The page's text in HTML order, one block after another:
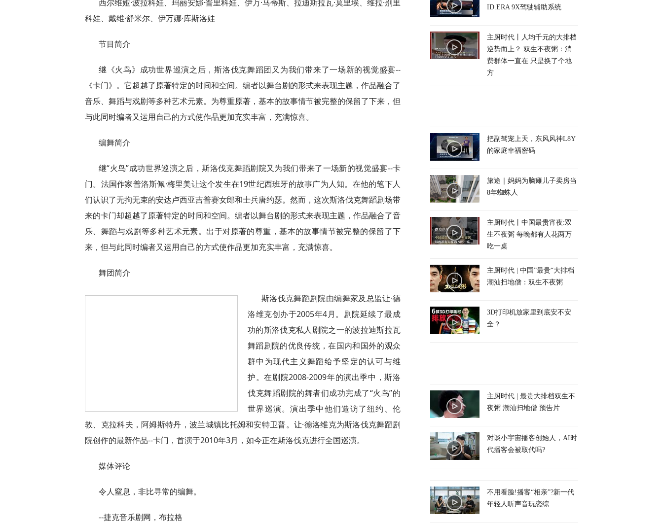
西尔维娅·波拉科娃、玛丽安娜·普里科娃、伊万·马蒂斯、拉迪斯拉瓦·莫里埃、维拉·别里
科娃、戴维·舒米尔、伊万娜·库斯洛娃
节目简介
继《火鸟》成功世界巡演之后，斯洛伐克舞蹈团又为我们带来了一场新的视觉盛宴--
《卡门》。它超越了原著特定的时间和空间。编者以舞台剧的形式来表现主题，作品融合了
音乐、舞蹈与戏剧等多种艺术元素。为尊重原著，基本的故事情节被完整的保留了下来，但
与此同时编者又运用自己的方式使作品更加充实丰富，充满惊喜。
编舞简介
继“火鸟”成功世界巡演之后，斯洛伐克舞蹈剧院又为我们带来了一场新的视觉盛宴--卡
门。法国作家普洛斯佩·梅里美让这个发生在19世纪西班牙的故事广为人知。在他的笔下人
们认识了无拘无束的安达卢西亚吉普赛女郎和士兵唐约瑟。然而，这次斯洛伐克舞蹈剧场带
来的卡门却超越了原著特定的时间和空间。编者以舞台剧的形式来表现主题，作品融合了音
乐、舞蹈与戏剧等多种艺术元素。出于对原著的尊重，基本的故事情节被完整的保留了下
来，但与此同时编者又运用自己的方式使作品更加充实丰富，充满惊喜。
舞团简介
斯洛伐克舞蹈剧院由编舞家及总监让·德
洛维克创办于2005年4月。剧院延续了最成
功的斯洛伐克私人剧院之一的波拉迪斯拉瓦
舞蹈剧院的优良传统，在国内和国外的观众
群中为现代主义舞蹈给予坚定的认可与维
护。在剧院2008-2009年的演出季中，斯洛
伐克舞蹈剧院的舞者们成功完成了“火鸟”的
世界巡演。演出季中他们造访了纽约、伦
敦、克拉科夫，阿姆斯特丹，波兰城镇比托姆和安特卫普。让·德洛维克为斯洛伐克舞蹈剧
院创作的最新作品--卡门，首演于2010年3月，如今正在斯洛伐克进行全国巡演。
媒体评论
令人窒息，非比寻常的编舞。
--捷克音乐剧网，布拉格
ID.ERA 9X驾驶辅助系统
主厨时代丨人均千元的大排档
逆势而上？ 双生不夜粥：消
费群体一直在 只是换了个地
方
把副驾宠上天，东风风神L8Y
的家庭幸福密码
旅途｜妈妈为脑瘫儿子卖房当
8年蜘蛛人
主厨时代丨中国最贵宵夜:双
生不夜粥 每晚都有人花两万
吃一桌
主厨时代 | 中国”最贵“大排档
潮汕扫地僧：双生不夜粥
3D打印机放家里到底安不安
全？
主厨时代 | 最贵大排档双生不
夜粥 潮汕扫地僧 预告片
对谈小宇宙播客创始人，AI时
代播客会被取代吗?
不用看脸!播客“相亲”?新一代
年轻人听声音玩恋综